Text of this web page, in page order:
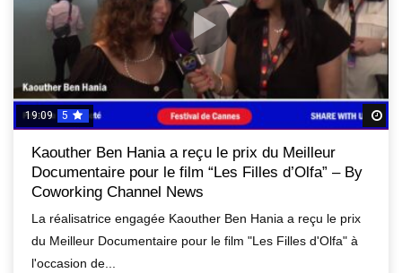
19:09 5
Kaouther Ben Hania a reçu le prix du Meilleur
Documentaire pour le film “Les Filles d’Olfa” – By
Coworking Channel News
La réalisatrice engagée Kaouther Ben Hania a reçu le prix
du Meilleur Documentaire pour le film "Les Filles d'Olfa" à
l'occasion de...